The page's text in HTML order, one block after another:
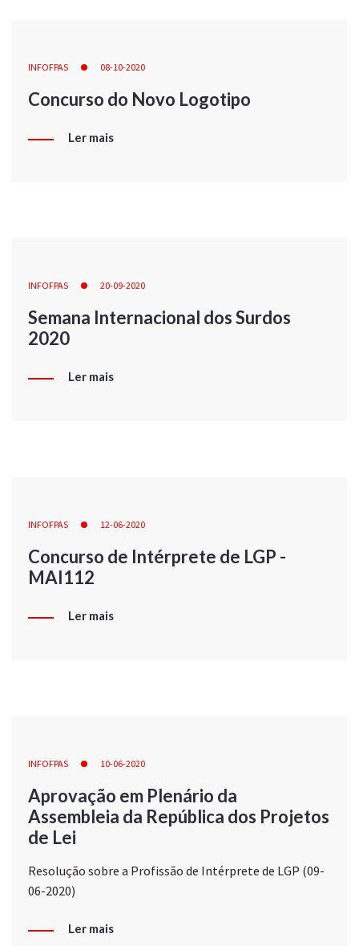
INFOFPAS 08-10-2020
Concurso do Novo Logotipo
Ler mais
INFOFPAS 20-09-2020
Semana Internacional dos Surdos
2020
Ler mais
INFOFPAS 12-06-2020
Concurso de Intérprete de LGP -
MAI112
Ler mais
INFOFPAS 10-06-2020
Aprovação em Plenário da
Assembleia da República dos Projetos
de Lei
Resolução sobre a Profissão de Intérprete de LGP (09-
06-2020)
Ler mais